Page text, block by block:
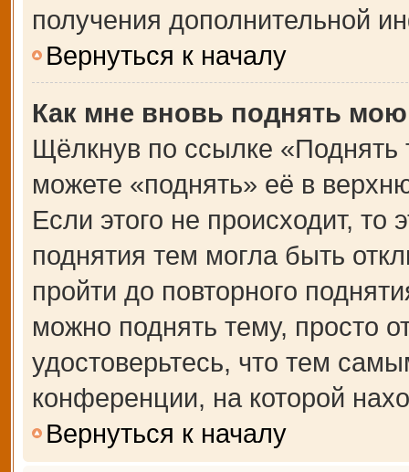
получения дополнительной
Вернуться к началу
Как мне вновь поднять
Щёлкнув по ссылке
можете «поднять» её в
Если этого не происходит, то
поднятия тем могла быть
пройти до повторного
можно поднять тему, просто
удостоверьтесь, что тем
конференции, на которой
Вернуться к началу